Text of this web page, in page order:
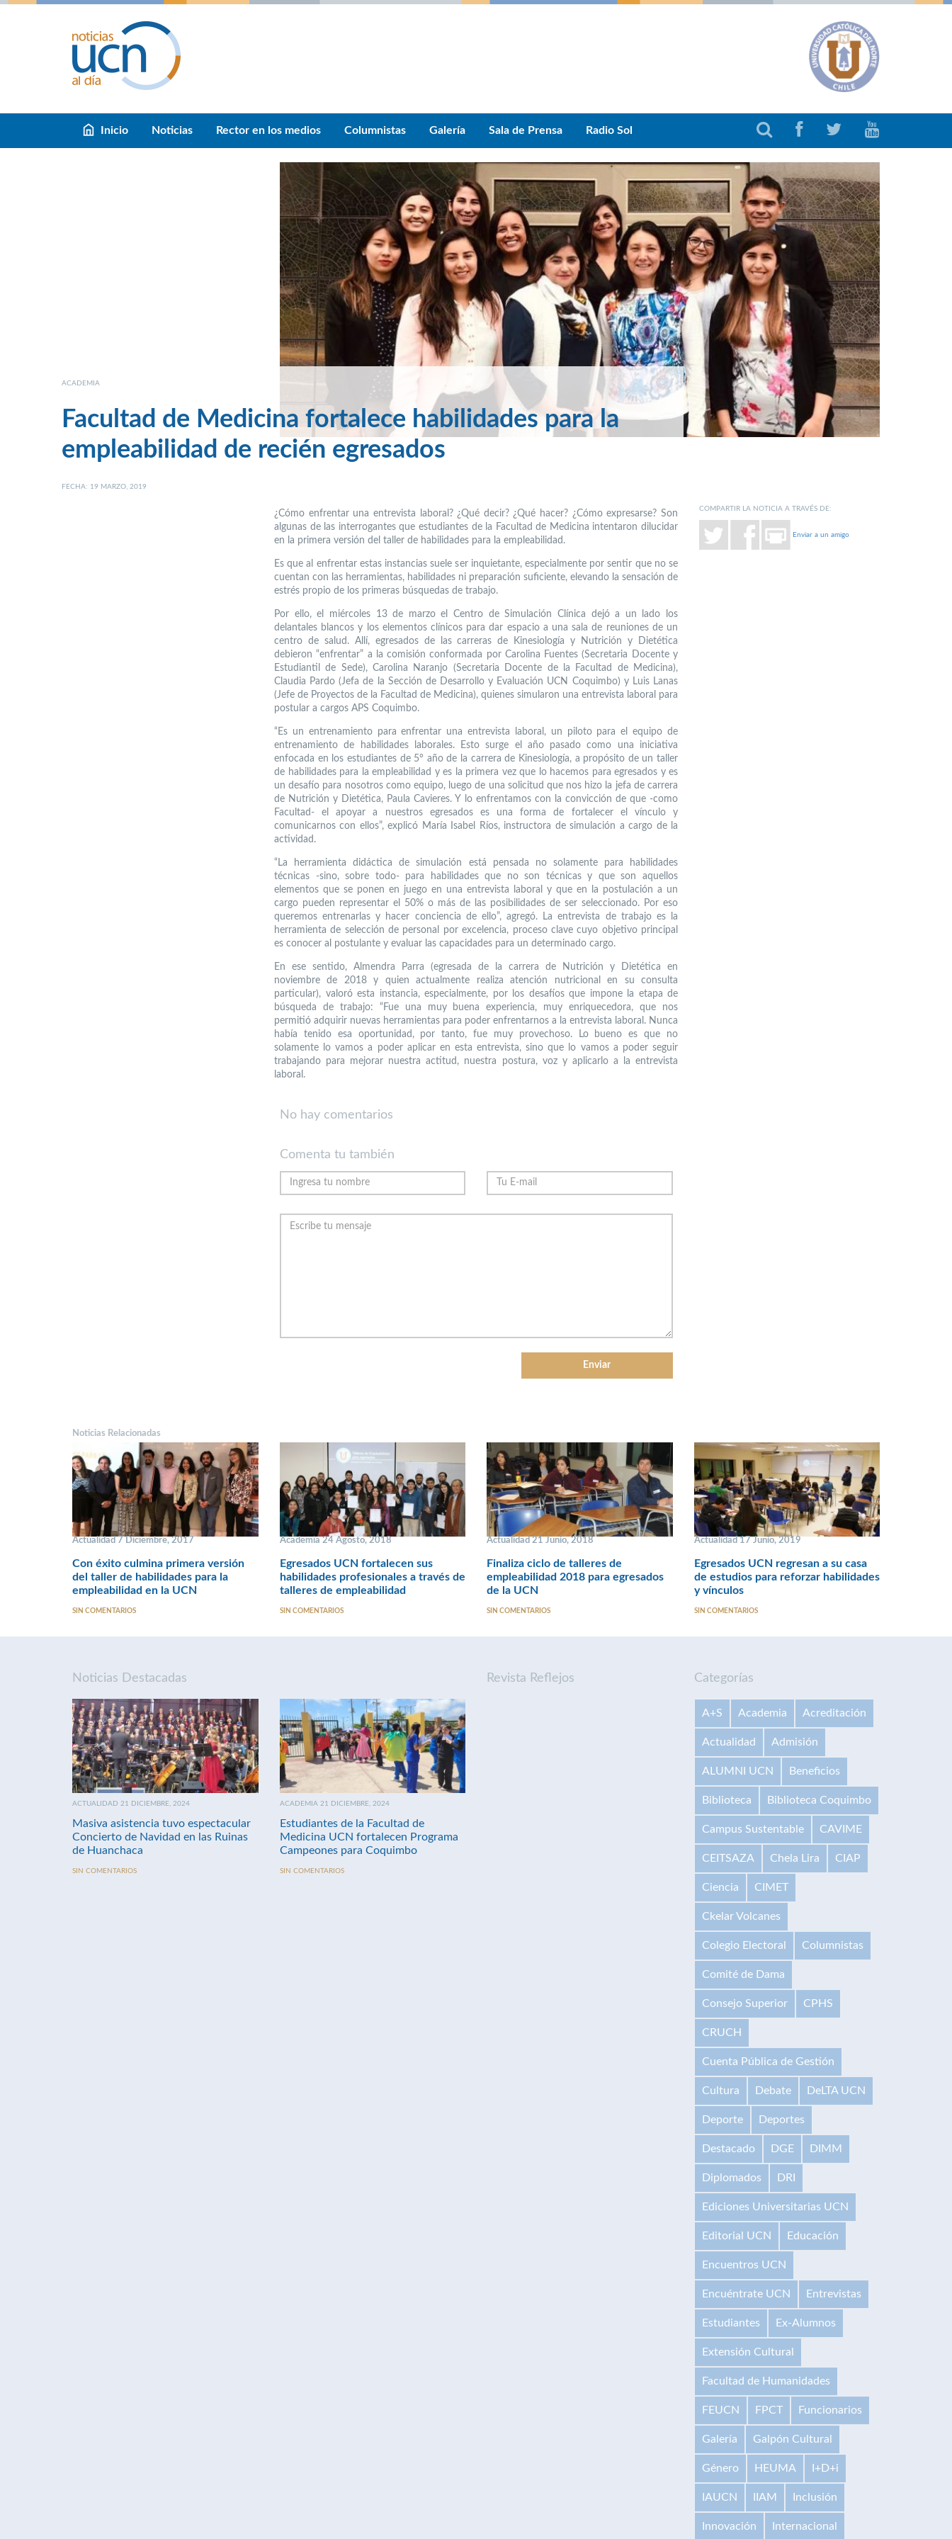
Inicio Noticias Rector en los medios Columnistas Galería Sala de Prensa Radio Sol
ACADEMIA
Facultad de Medicina fortalece habilidades para la
empleabilidad de recién egresados
FECHA: 19 MARZO, 2019
¿Cómo enfrentar una entrevista laboral? ¿Qué decir? ¿Qué hacer? ¿Cómo expresarse? Son
algunas de las interrogantes que estudiantes de la Facultad de Medicina intentaron dilucidar
en la primera versión del taller de habilidades para la empleabilidad.
Es que al enfrentar estas instancias suele ser inquietante, especialmente por sentir que no se
cuentan con las herramientas, habilidades ni preparación suficiente, elevando la sensación de
estrés propio de los primeras búsquedas de trabajo.
Por ello, el miércoles 13 de marzo el Centro de Simulación Clínica dejó a un lado los
delantales blancos y los elementos clínicos para dar espacio a una sala de reuniones de un
centro de salud. Allí, egresados de las carreras de Kinesiología y Nutrición y Dietética
debieron “enfrentar” a la comisión conformada por Carolina Fuentes (Secretaria Docente y
Estudiantil de Sede), Carolina Naranjo (Secretaria Docente de la Facultad de Medicina),
Claudia Pardo (Jefa de la Sección de Desarrollo y Evaluación UCN Coquimbo) y Luis Lanas
(Jefe de Proyectos de la Facultad de Medicina), quienes simularon una entrevista laboral para
postular a cargos APS Coquimbo.
“Es un entrenamiento para enfrentar una entrevista laboral, un piloto para el equipo de
entrenamiento de habilidades laborales. Esto surge el año pasado como una iniciativa
enfocada en los estudiantes de 5° año de la carrera de Kinesiología, a propósito de un taller
de habilidades para la empleabilidad y es la primera vez que lo hacemos para egresados y es
un desafío para nosotros como equipo, luego de una solicitud que nos hizo la jefa de carrera
de Nutrición y Dietética, Paula Cavieres. Y lo enfrentamos con la convicción de que -como
Facultad- el apoyar a nuestros egresados es una forma de fortalecer el vínculo y
comunicarnos con ellos”, explicó María Isabel Ríos, instructora de simulación a cargo de la
actividad.
“La herramienta didáctica de simulación está pensada no solamente para habilidades
técnicas -sino, sobre todo- para habilidades que no son técnicas y que son aquellos
elementos que se ponen en juego en una entrevista laboral y que en la postulación a un
cargo pueden representar el 50% o más de las posibilidades de ser seleccionado. Por eso
queremos entrenarlas y hacer conciencia de ello”, agregó. La entrevista de trabajo es la
herramienta de selección de personal por excelencia, proceso clave cuyo objetivo principal
es conocer al postulante y evaluar las capacidades para un determinado cargo.
En ese sentido, Almendra Parra (egresada de la carrera de Nutrición y Dietética en
noviembre de 2018 y quien actualmente realiza atención nutricional en su consulta
particular), valoró esta instancia, especialmente, por los desafíos que impone la etapa de
búsqueda de trabajo: “Fue una muy buena experiencia, muy enriquecedora, que nos
permitió adquirir nuevas herramientas para poder enfrentarnos a la entrevista laboral. Nunca
había tenido esa oportunidad, por tanto, fue muy provechoso. Lo bueno es que no
solamente lo vamos a poder aplicar en esta entrevista, sino que lo vamos a poder seguir
trabajando para mejorar nuestra actitud, nuestra postura, voz y aplicarlo a la entrevista
laboral.
COMPARTIR LA NOTICIA A TRAVÉS DE:
Enviar a un amigo
No hay comentarios
Comenta tu también
Noticias Relacionadas
Actualidad 7 Diciembre, 2017
Con éxito culmina primera versión
del taller de habilidades para la
empleabilidad en la UCN
SIN COMENTARIOS
Academia 24 Agosto, 2018
Egresados UCN fortalecen sus
habilidades profesionales a través de
talleres de empleabilidad
SIN COMENTARIOS
Actualidad 21 Junio, 2018
Finaliza ciclo de talleres de
empleabilidad 2018 para egresados
de la UCN
SIN COMENTARIOS
Actualidad 17 Junio, 2019
Egresados UCN regresan a su casa
de estudios para reforzar habilidades
y vínculos
SIN COMENTARIOS
Noticias Destacadas
ACTUALIDAD 21 DICIEMBRE, 2024
Masiva asistencia tuvo espectacular
Concierto de Navidad en las Ruinas
de Huanchaca
SIN COMENTARIOS
ACADEMIA 21 DICIEMBRE, 2024
Estudiantes de la Facultad de
Medicina UCN fortalecen Programa
Campeones para Coquimbo
SIN COMENTARIOS
Revista Reflejos Categorías
A+S Academia Acreditación
Actualidad Admisión
ALUMNI UCN Beneficios
Biblioteca Biblioteca Coquimbo
Campus Sustentable CAVIME
CEITSAZA Chela Lira CIAP
Ciencia CIMET
Ckelar Volcanes
Colegio Electoral Columnistas
Comité de Dama
Consejo Superior CPHS
CRUCH
Cuenta Pública de Gestión
Cultura Debate DeLTA UCN
Deporte Deportes
Destacado DGE DIMM
Diplomados DRI
Ediciones Universitarias UCN
Editorial UCN Educación
Encuentros UCN
Encuéntrate UCN Entrevistas
Estudiantes Ex-Alumnos
Extensión Cultural
Facultad de Humanidades
FEUCN FPCT Funcionarios
Galería Galpón Cultural
Género HEUMA I+D+i
IAUCN IIAM Inclusión
Innovación Internacional